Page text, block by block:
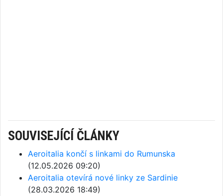
SOUVISEJÍCÍ ČLÁNKY
Aeroitalia končí s linkami do Rumunska
(12.05.2026 09:20)
Aeroitalia otevírá nové linky ze Sardinie
(28.03.2026 18:49)